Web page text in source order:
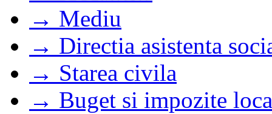
→ Mediu
→ Directia asistenta
→ Starea civila
→ Buget si impozite